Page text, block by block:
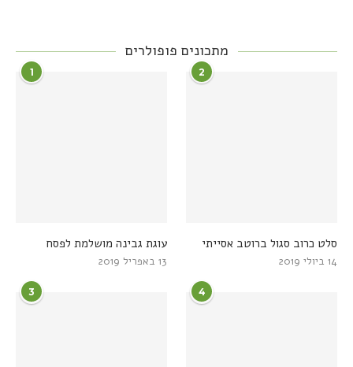
מתכונים פופולרים
1
עוגת גבינה מושלמת לפסח
13 באפריל 2019
2
סלט כרוב סגול ברוטב אסייתי
14 ביולי 2019
3 4